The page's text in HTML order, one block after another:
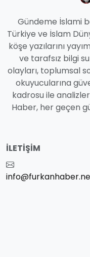
Gündeme İslami
Türkiye ve İslam
köşe yazılarını
ve tarafsız bilgi
olayları, toplumsal
okuyucularına
kadrosu ile
Haber, her geçen
İLETIŞIM